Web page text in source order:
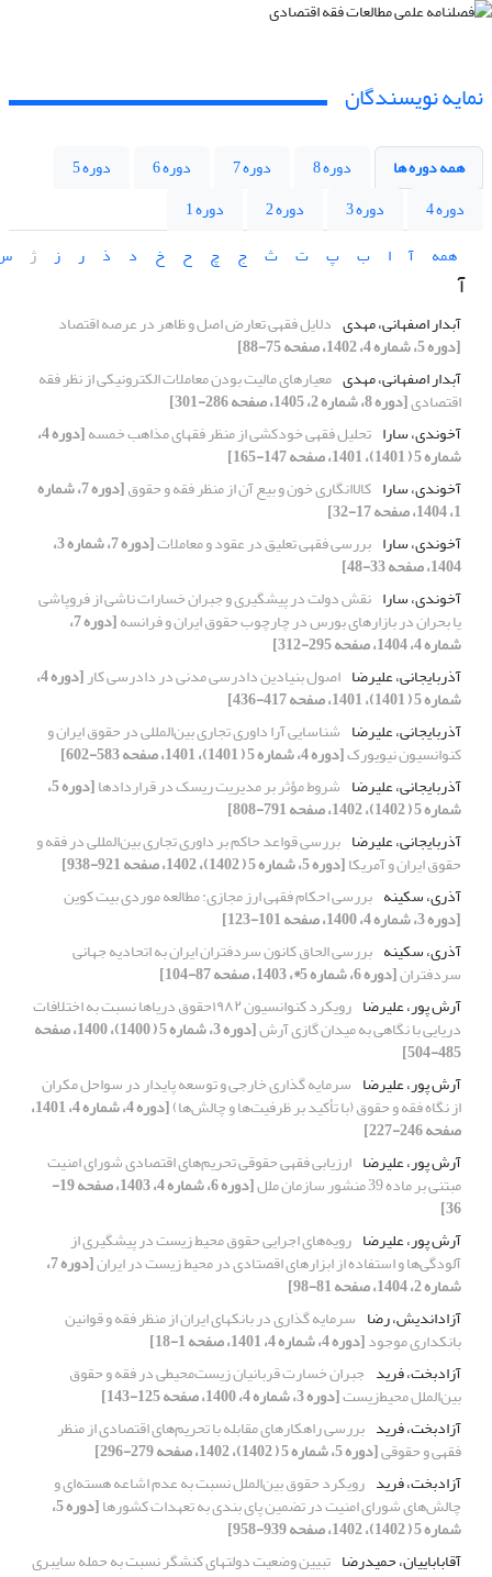
نمایه نویسندگان
همه دوره ها دوره 8 دوره 7 دوره 6
دوره 5
دوره 4
دوره 3 دوره 2
دوره 1
همه
آ ا ب پ ت ث ج چ ح خ د ذ ر ز ژ
آ
آبدار اصفهانی، مهدی دلایل فقهی تعارض اصل و ظاهر در عرصه اقتصاد
[دوره 5، شماره 4، 1402، صفحه 75-88]
آبدار اصفهانی، مهدی معیارهای مالیت بودن معاملات الکترونیکی از نظر فقه
اقتصادی[دوره 8، شماره 2، 1405، صفحه 286-301]
آخوندی، سارا تحلیل فقهی خودکشی از منظر فقهای مذاهب خمسه [دوره 4،
شماره 5 ( 1401)، 1401، صفحه 147-165]
آخوندی، سارا کالاانگاری خون و بیع آن از منظر فقه و حقوق [دوره 7، شماره
1، 1404، صفحه 17-32]
آخوندی، سارا بررسی فقهی تعلیق در عقود و معاملات [دوره 7، شماره 3،
1404، صفحه 33-48]
آخوندی، سارا نقش دولت در پیشگیری و جبران خسارات ناشی از فروپاشی
یا بحران در بازارهای بورس در چارچوب حقوق ایران و فرانسه [دوره 7،
شماره 4، 1404، صفحه 295-312]
آذربایجانی، علیرضا اصول بنیادین دادرسی مدنی در دادرسی کار [دوره 4،
شماره 5 ( 1401)، 1401، صفحه 417-436]
آذربایجانی، علیرضا شناسایی آرا داوری تجاری بین‌المللی در حقوق ایران و
کنوانسیون نیویورک[دوره 4، شماره 5 ( 1401)، 1401، صفحه 583-602]
آذربایجانی، علیرضا شروط مؤثر بر مدیریت ریسک در قراردادها [دوره 5،
شماره 5 ( 1402)، 1402، صفحه 791-808]
آذربایجانی، علیرضا بررسی قواعد حاکم بر داوری تجاری بین‌المللی در فقه و
حقوق ایران و آمریکا[دوره 5، شماره 5 ( 1402)، 1402، صفحه 921-938]
آذری، سکینه بررسی احکام فقهی ارز مجازی: مطالعه موردی بیت کوین
[دوره 3، شماره 4، 1400، صفحه 101-123]
آذری، سکینه بررسی الحاق کانون سردفتران ایران به اتحادیه جهانی
سردفتران[دوره 6، شماره 5*، 1403، صفحه 87-104]
آرش پور، علیرضا
رویکرد کنوانسیون ۱۹۸۲حقوق دریاها نسبت به اختلافات
دریایی با نگاهی به میدان گازی آرش [دوره 3، شماره 5 ( 1400)، 1400، صفحه
485-504]
آرش پور، علیرضا سرمایه گذاری خارجی و توسعه پایدار در سواحل مکران
از نگاه فقه و حقوق (با تأکید بر ظرفیت‌ها و چالش‌ها) [دوره 4، شماره 4، 1401،
صفحه 246-227]
آرش پور، علیرضا ارزیابی فقهی حقوقی تحریم‌های اقتصادی شورای امنیت
مبتنی بر ماده 39 منشور سازمان ملل [دوره 6، شماره 4، 1403، صفحه 19-
36]
آرش پور، علیرضا رویه‌های اجرایی حقوق محیط زیست در پیشگیری از
آلودگی‌ها و استفاده از ابزارهای اقصتادی در محیط زیست در ایران [دوره 7،
شماره 2، 1404، صفحه 81-98]
آزاداندیش، رضا سرمایه گذاری در بانکهای ایران از منظر فقه و قوانین
بانکداری موجود[دوره 4، شماره 4، 1401، صفحه 1-18]
آزادبخت، فرید جبران خسارت قربانیان زیست‌محیطی در فقه و حقوق
بین‌الملل محیط‌زیست[دوره 3، شماره 4، 1400، صفحه 125-143]
آزادبخت، فرید بررسی راهکارهای مقابله با تحریم‌های اقتصادی از منظر
فقهی و حقوقی[دوره 5، شماره 5 ( 1402)، 1402، صفحه 279-296]
آزادبخت، فرید رویکرد حقوق بین‌الملل نسبت به عدم اشاعه هسته‌ای و
چالش‌های شورای امنیت در تضمین پای بندی به تعهدات کشورها [دوره 5،
شماره 5 ( 1402)، 1402، صفحه 939-958]
آقاباباییان، حمیدرضا تبیین وضعیت دولتهای کنشگر نسبت به حمله سایبری